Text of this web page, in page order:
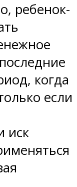
ребенок-
когда
если
иск